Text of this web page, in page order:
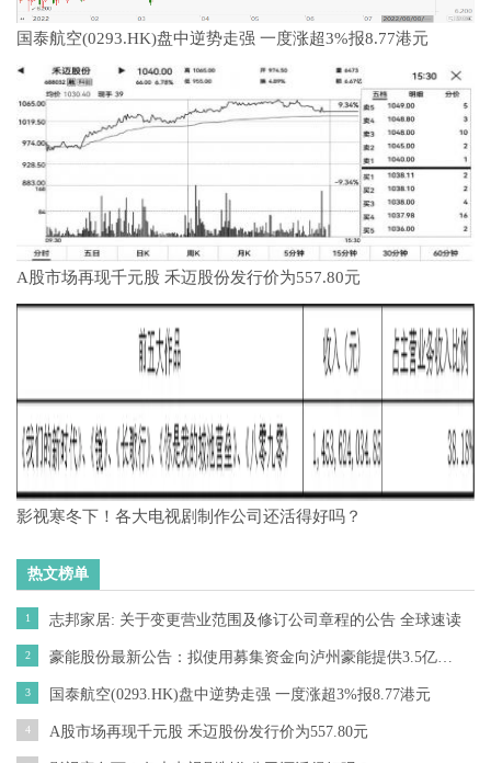
国泰航空(0293.HK)盘中逆势走强 一度涨超3%报8.77港元
A股市场再现千元股 禾迈股份发行价为557.80元
影视寒冬下！各大电视剧制作公司还活得好吗？
热文榜单
1 志邦家居: 关于变更营业范围及修订公司章程的公告 全球速读
2 豪能股份最新公告：拟使用募集资金向泸州豪能提供3.5亿元无息借款 用于“汽车差速器总成生产基地建设项目一期工程”
3 国泰航空(0293.HK)盘中逆势走强 一度涨超3%报8.77港元
4 A股市场再现千元股 禾迈股份发行价为557.80元